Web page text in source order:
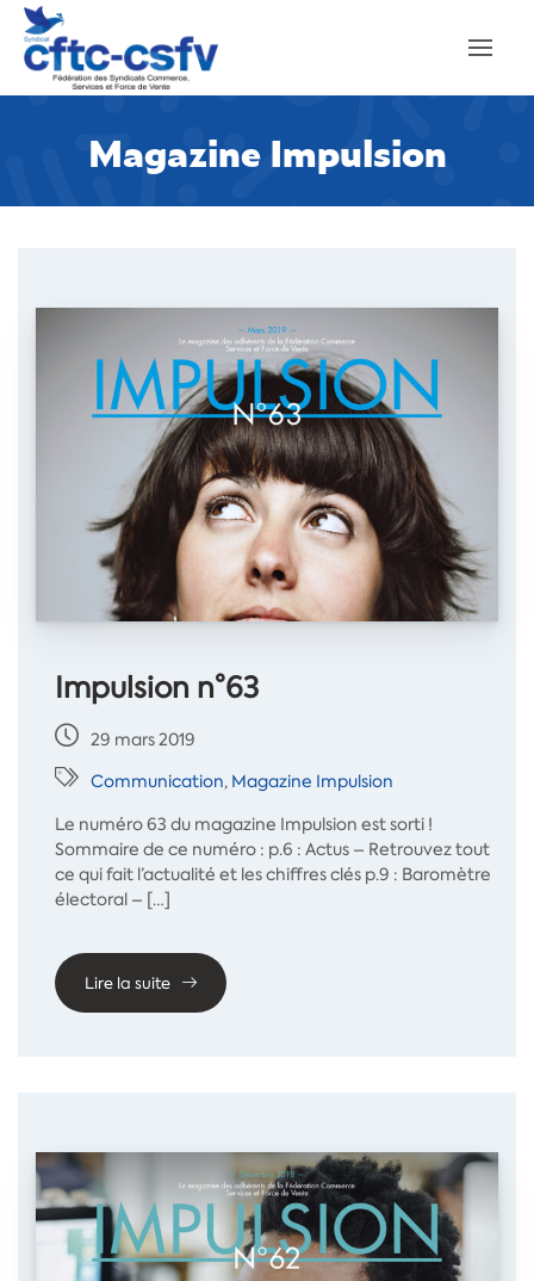
Magazine Impulsion
Impulsion n°63
29 mars 2019
Communication, Magazine Impulsion
Le numéro 63 du magazine Impulsion est sorti !
Sommaire de ce numéro : p.6 : Actus – Retrouvez tout
ce qui fait l’actualité et les chiffres clés p.9 : Baromètre
électoral – […]
Lire la suite